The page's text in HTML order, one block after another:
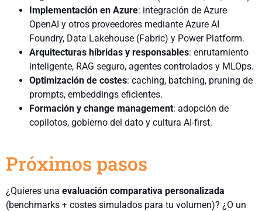
Implementación en Azure: integración de Azure
OpenAI y otros proveedores mediante Azure AI
Foundry, Data Lakehouse (Fabric) y Power Platform.
Arquitecturas híbridas y responsables: enrutamiento
inteligente, RAG seguro, agentes controlados y MLOps.
Optimización de costes: caching, batching, pruning de
prompts, embeddings eficientes.
Formación y change management: adopción de
copilotos, gobierno del dato y cultura AI-first.
Próximos pasos
¿Quieres una evaluación comparativa personalizada
(benchmarks + costes simulados para tu volumen)? ¿O un